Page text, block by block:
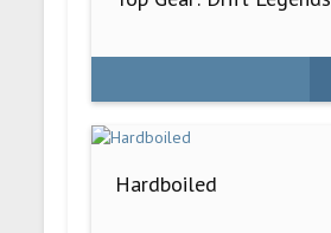
Hardboiled